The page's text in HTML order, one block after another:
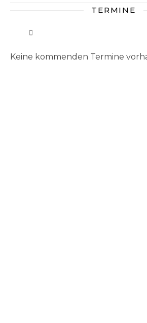
TERMINE
Keine kommenden Termine